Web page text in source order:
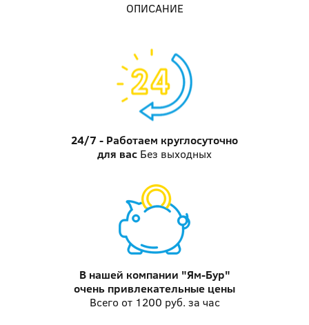
ОПИСАНИЕ
24/7 - Работаем круглосуточно
для вас Без выходных
В нашей компании "Ям-Бур"
очень привлекательные цены
Всего от 1200 руб. за час